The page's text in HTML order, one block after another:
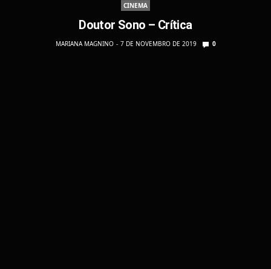
CINEMA
Doutor Sono – Crítica
MARIANA MAGNINO 7 DE NOVEMBRO DE 2019 0